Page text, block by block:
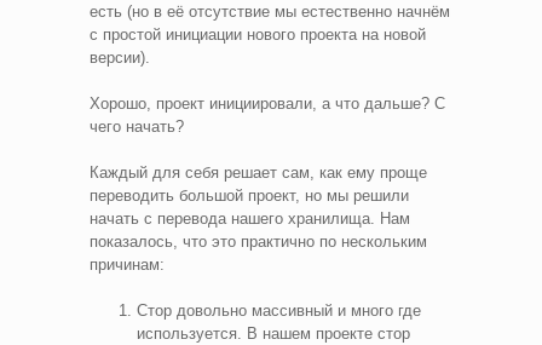
есть (но в её отсутствие мы естественно начнём
с простой инициации нового проекта на новой
версии).
Хорошо, проект инициировали, а что дальше? С
чего начать?
Каждый для себя решает сам, как ему проще
переводить большой проект, но мы решили
начать с перевода нашего хранилища. Нам
показалось, что это практично по нескольким
причинам:
Стор довольно массивный и много где
используется. В нашем проекте стор